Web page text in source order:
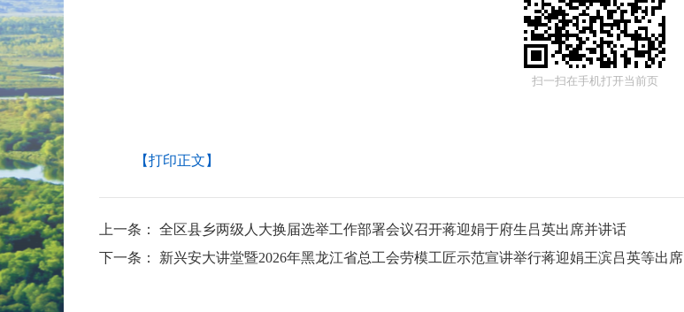
扫一扫在手机打开当前页
【打印正文】
上一条：
全区县乡两级人大换届选举工作部署会议召开蒋迎娟于府生吕英出席并讲话
下一条：
新兴安大讲堂暨2026年黑龙江省总工会劳模工匠示范宣讲举行蒋迎娟王滨吕英等出席